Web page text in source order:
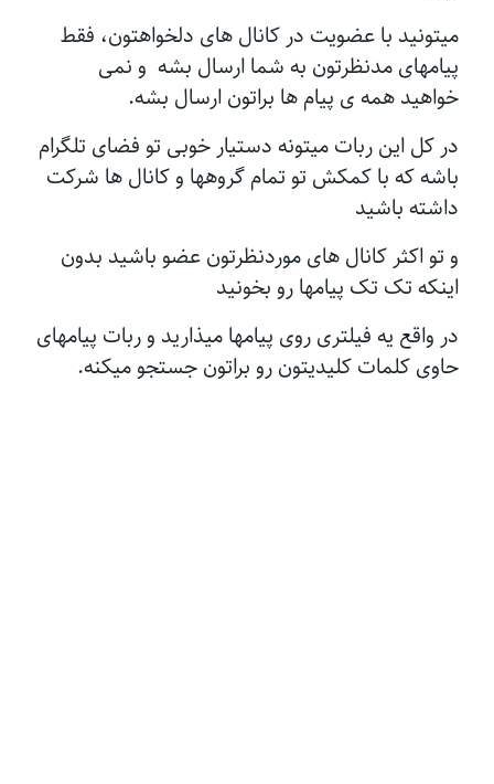
میتونید با عضویت در کانال های دلخواهتون، فقط
پیامهای مدنظرتون به شما ارسال بشه و نمی
خواهید همه ی پیام ها براتون ارسال بشه.
در کل این ربات میتونه دستیار خوبی تو فضای تلگرام
باشه که با کمکش تو تمام گروهها و کانال ها شرکت
داشته باشید
و تو اکثر کانال های موردنظرتون عضو باشید بدون
اینکه تک تک پیامها رو بخونید
در واقع یه فیلتری روی پیامها میذارید و ربات پیامهای
حاوی کلمات کلیدیتون رو براتون جستجو میکنه.